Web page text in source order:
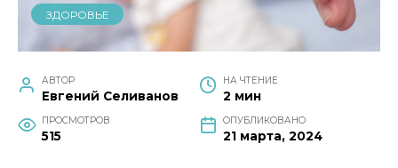
ЗДОРОВЬЕ
АВТОР
Евгений Селиванов
НА ЧТЕНИЕ
2 мин
ПРОСМОТРОВ
515
ОПУБЛИКОВАНО
21 марта, 2024